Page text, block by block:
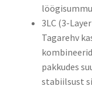
3LC (3-
Tagarehv
pakkudes
stabiilsust